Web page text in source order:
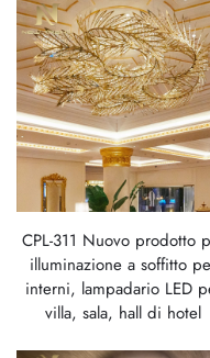
CPL-311 Nuovo prodotto
illuminazione a soffitto
interni, lampadario LED
villa, sala, hall di hotel